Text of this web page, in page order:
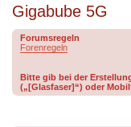
Gigabube 5G
Forumsregeln
Forenregeln
Bitte gib bei der
(„[Glasfaser]“) oder